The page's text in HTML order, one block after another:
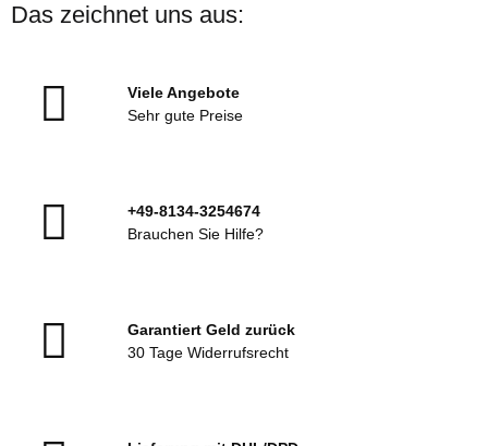
Verschiedene Motive
13,00 €*
Das zeichnet uns aus:
Viele Angebote
Sehr gute Preise
+49-8134-3254674
Brauchen Sie Hilfe?
Garantiert Geld zurück
30 Tage Widerrufsrecht